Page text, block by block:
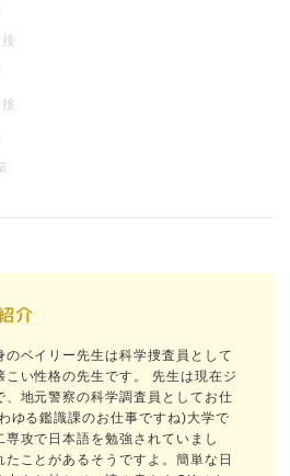
介
のベイリー先生は科学捜査員として
い性格の先生です。 先生は現在ジ
、地元警察の科学調査員としてお仕
ゆる鑑識課のお仕事ですね)大学で
攻で日本語を勉強されていまし
ことがあるそうですよ。簡単な日